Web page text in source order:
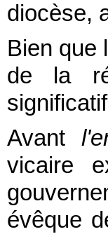
diocèse,
Bien que
de la
Avant
vicaire
évêque